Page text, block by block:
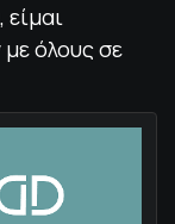
όλους σε